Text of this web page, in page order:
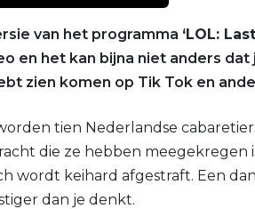
van het programma ‘LOL:
en het kan bijna niet anders
zien komen op Tik Tok en
tien Nederlandse
die ze hebben meegekregen
wordt keihard afgestraft. Een
dan je denkt.